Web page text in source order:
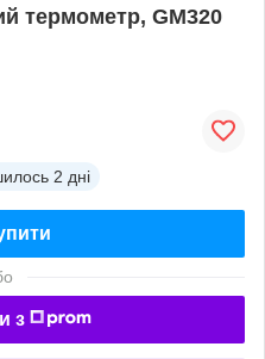
термометр, GM320
2 дні
з